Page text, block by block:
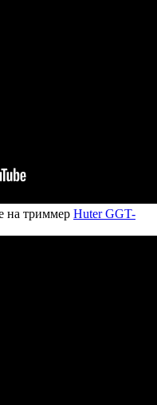
на триммер Huter GGT-